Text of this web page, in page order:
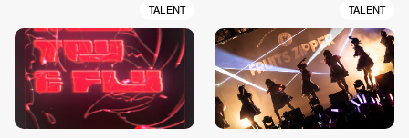
TALENT TALENT